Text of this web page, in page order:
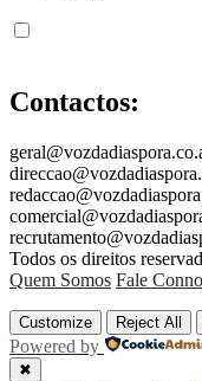
Contactos:
Todos os direitos
Quem Somos Fale
Customize Reject All
Powered by
✖